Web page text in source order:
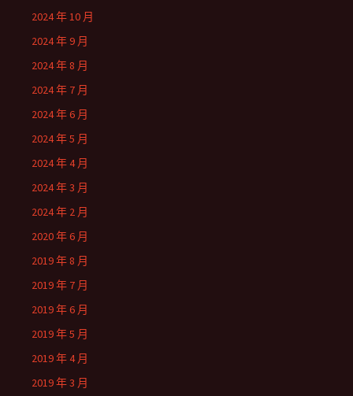
2024 年 10 月
2024 年 9 月
2024 年 8 月
2024 年 7 月
2024 年 6 月
2024 年 5 月
2024 年 4 月
2024 年 3 月
2024 年 2 月
2020 年 6 月
2019 年 8 月
2019 年 7 月
2019 年 6 月
2019 年 5 月
2019 年 4 月
2019 年 3 月